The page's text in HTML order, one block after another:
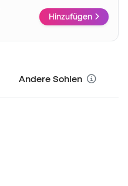
Hinzufügen
Andere Sohlen